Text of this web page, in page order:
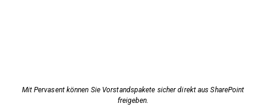
Mit Pervasent können Sie Vorstandspakete sicher direkt aus SharePoint
freigeben.